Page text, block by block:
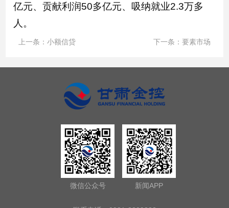
亿元、贡献利润50多亿元、吸纳就业2.3万多
人。
上一条：小额信贷 下一条： 要素市场
微信公众号 新闻APP